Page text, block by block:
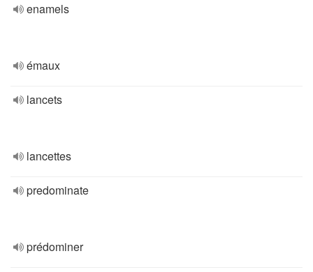
enamels
émaux
lancets
lancettes
predominate
prédominer